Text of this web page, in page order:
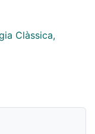
Clàssica,